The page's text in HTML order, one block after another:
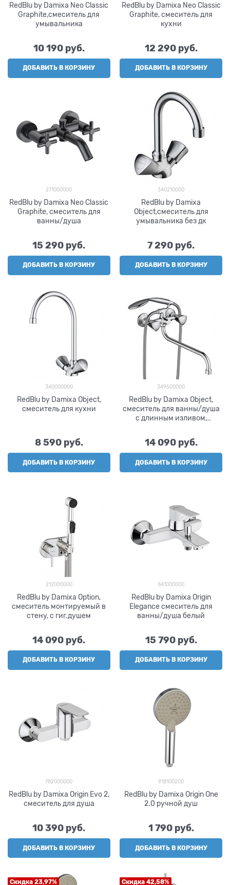
RedBlu by Damixa Neo Classic
Graphite,смеситель для
умывальника
10 190 руб.
ДОБАВИТЬ В КОРЗИНУ
RedBlu by Damixa Neo Classic
Graphite, смеситель для
кухни
12 290 руб.
ДОБАВИТЬ В КОРЗИНУ
271000000
RedBlu by Damixa Neo Classic
Graphite, смеситель для
ванны/душа
15 290 руб.
ДОБАВИТЬ В КОРЗИНУ
340210000
RedBlu by Damixa
Object,смеситель для
умывальника без дк
7 290 руб.
ДОБАВИТЬ В КОРЗИНУ
340000000
RedBlu by Damixa Object,
смеситель для кухни
8 590 руб.
ДОБАВИТЬ В КОРЗИНУ
349500000
RedBlu by Damixa Object,
смеситель для ванны/душа
с длинным изливом,
14 090 руб.
ДОБАВИТЬ В КОРЗИНУ
212000000
RedBlu by Damixa Option,
смеситель монтируемый в
стену, с гиг.душем
14 090 руб.
ДОБАВИТЬ В КОРЗИНУ
841000000
RedBlu by Damixa Origin
Elegance смеситель для
ванны/душа белый
15 790 руб.
ДОБАВИТЬ В КОРЗИНУ
782000000
RedBlu by Damixa Origin Evo 2,
смеситель для душа
10 390 руб.
ДОБАВИТЬ В КОРЗИНУ
918100200
RedBlu by Damixa Origin One
2.0 ручной душ
1 790 руб.
ДОБАВИТЬ В КОРЗИНУ
Скидка 23,97% Скидка 42,58%